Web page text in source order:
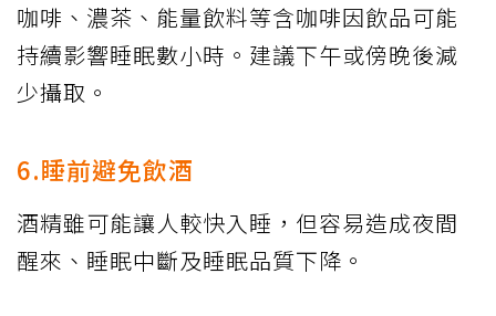
咖啡、濃茶、能量飲料等含咖啡因飲品可能
持續影響睡眠數小時。建議下午或傍晚後減
少攝取。
6.睡前避免飲酒
酒精雖可能讓人較快入睡，但容易造成夜間
醒來、睡眠中斷及睡眠品質下降。